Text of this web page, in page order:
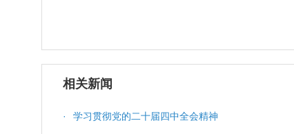
相关新闻
· 学习贯彻党的二十届四中全会精神